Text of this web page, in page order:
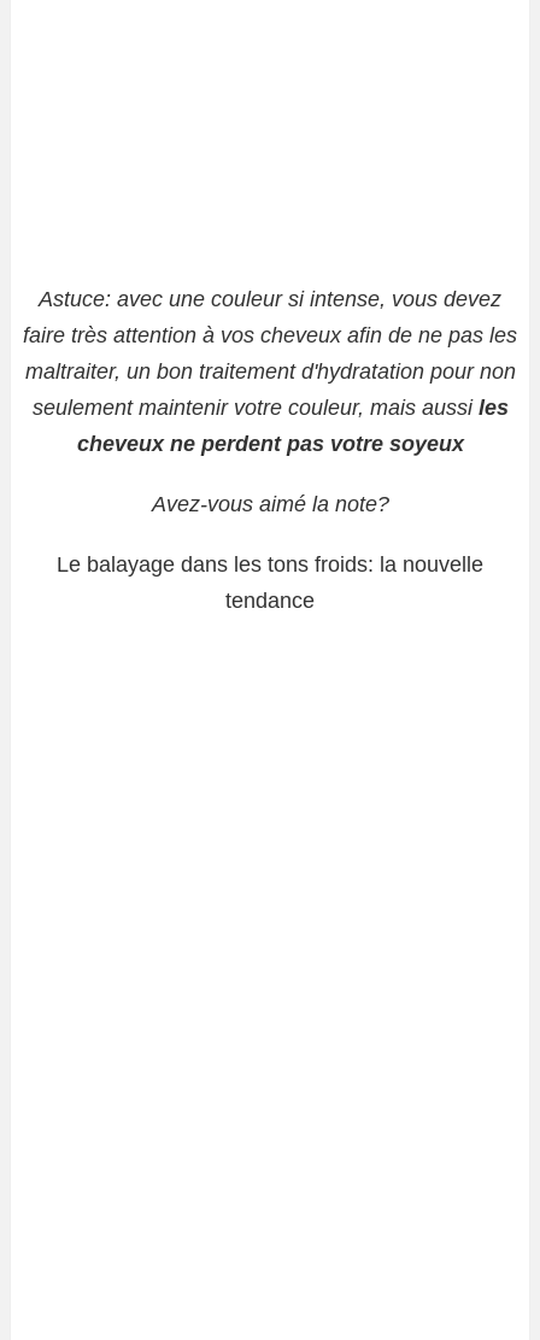
Astuce: avec une couleur si intense, vous devez
faire très attention à vos cheveux afin de ne pas les
maltraiter, un bon traitement d'hydratation pour non
seulement maintenir votre couleur, mais aussi les
cheveux ne perdent pas votre soyeux
Avez-vous aimé la note?
Le balayage dans les tons froids: la nouvelle
tendance